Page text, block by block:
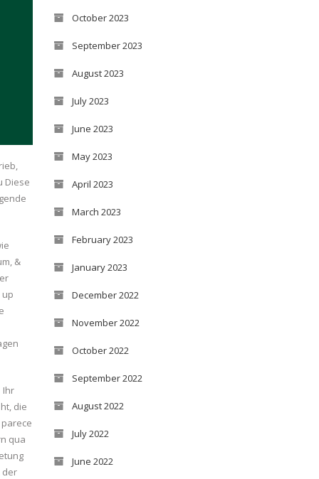
Diese
&
Ihr
die
qua
der
October 2023
September 2023
August 2023
July 2023
June 2023
May 2023
April 2023
March 2023
February 2023
January 2023
December 2022
November 2022
October 2022
September 2022
August 2022
July 2022
June 2022